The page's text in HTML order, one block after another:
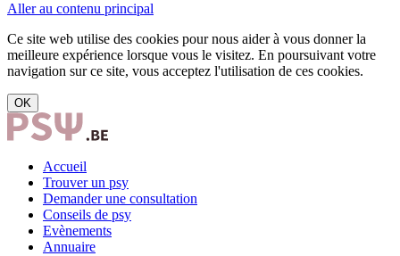
Aller au contenu principal
Ce site web utilise des cookies pour nous aider à vous donner la
meilleure expérience lorsque vous le visitez. En poursuivant votre
navigation sur ce site, vous acceptez l'utilisation de ces cookies.
OK
Accueil
Trouver un psy
Demander une consultation
Conseils de psy
Evènements
Annuaire